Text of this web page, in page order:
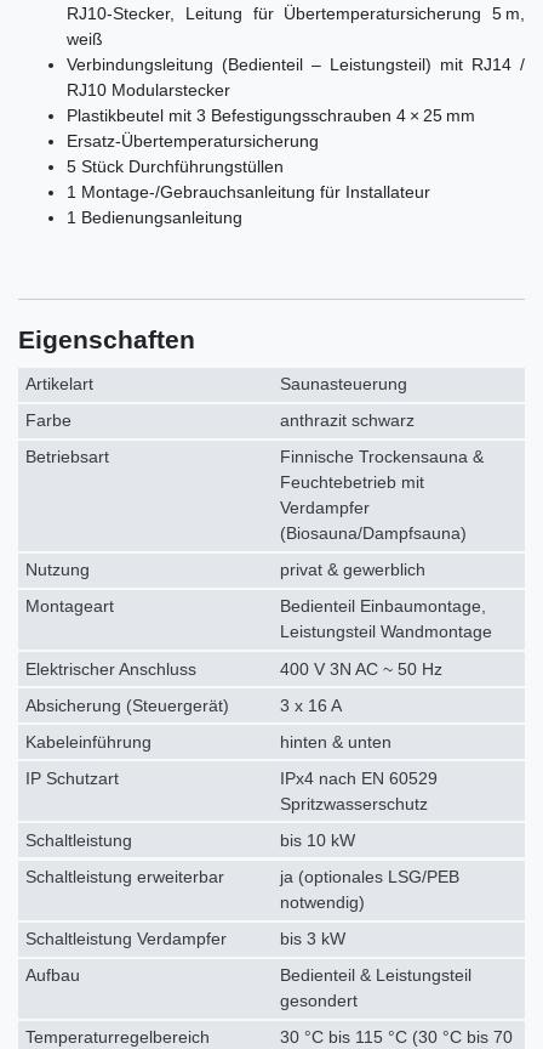
RJ10-Stecker, Leitung für Übertemperatursicherung 5 m,
weiß
Verbindungsleitung (Bedienteil – Leistungsteil) mit RJ14 /
RJ10 Modularstecker
Plastikbeutel mit 3 Befestigungsschrauben 4 × 25 mm
Ersatz-Übertemperatursicherung
5 Stück Durchführungstüllen
1 Montage-/Gebrauchsanleitung für Installateur
1 Bedienungsanleitung
Eigenschaften
Artikelart
Saunasteuerung
Farbe
anthrazit schwarz
Betriebsart
Finnische Trockensauna &
Feuchtebetrieb mit
Verdampfer
(Biosauna/Dampfsauna)
Nutzung
privat & gewerblich
Montageart
Bedienteil Einbaumontage,
Leistungsteil Wandmontage
Elektrischer Anschluss
400 V 3N AC ~ 50 Hz
Absicherung (Steuergerät)
3 x 16 A
Kabeleinführung
hinten & unten
IP Schutzart
IPx4 nach EN 60529
Spritzwasserschutz
Schaltleistung
bis 10 kW
Schaltleistung erweiterbar
ja (optionales LSG/PEB
notwendig)
Schaltleistung Verdampfer
bis 3 kW
Aufbau
Bedienteil & Leistungsteil
gesondert
Temperaturregelbereich
30 °C bis 115 °C (30 °C bis 70